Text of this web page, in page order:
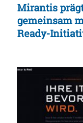
Mirantis
gemeinsam
Ready-